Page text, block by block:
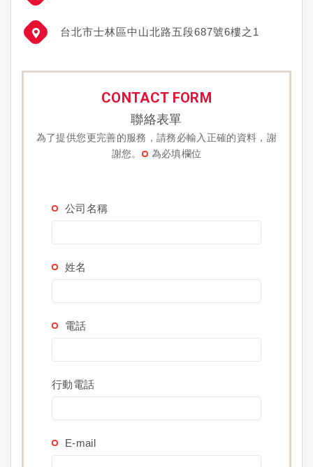
台北市士林區中山北路五段687號6樓之1
CONTACT FORM
聯絡表單
為了提供您更完善的服務，請務必輸入正確的資料，謝
謝您。
為必填欄位
公司名稱
姓名
電話
行動電話
E-mail